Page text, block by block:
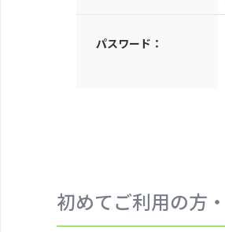
パスワード：
初めてご利用の方